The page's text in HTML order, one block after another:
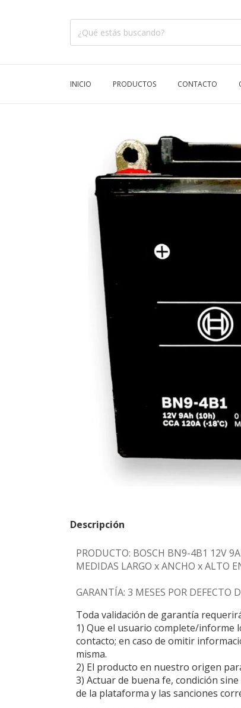
INICIO PRODUCTOS CONTACTO
Descripción
PRODUCTO: BOSCH BN9-4B1 12V
MEDIDAS LARGO x ANCHO x ALTO
GARANTÍA: 3 MESES POR DEFECTO
Toda validación de garantía
1) Que el usuario complete/informe
contacto; en caso de omitir
misma.
2) El producto en nuestro origen
3) Actuar de buena fe, condición
de la plataforma y las sanciones